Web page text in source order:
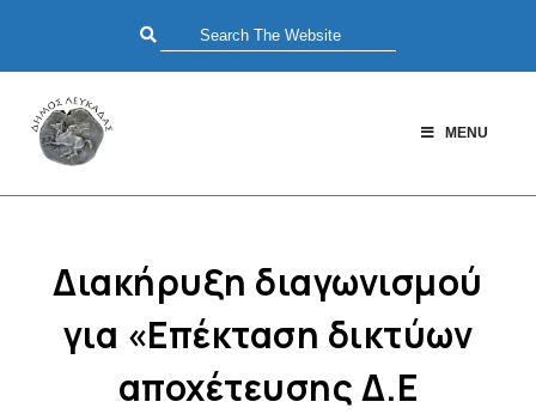
MENU
Διακήρυξη διαγωνισμού
για «Επέκταση δικτύων
αποχέτευσης Δ.Ε